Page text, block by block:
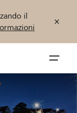
il
öffnen